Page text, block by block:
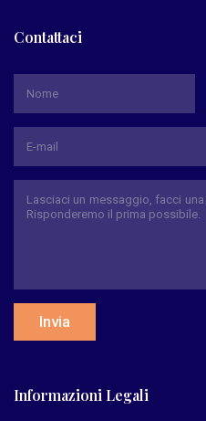
Contattaci
Invia
Informazioni Legali